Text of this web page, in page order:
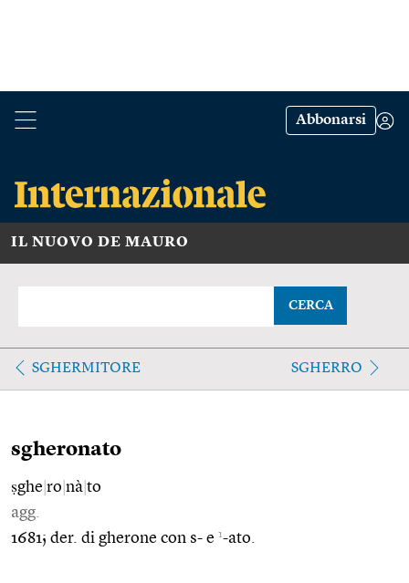
Abbonarsi
IL NUOVO DE MAURO
CERCA
SGHERMITORE SGHERRO
sgheronato
ṣghe ro nà to
agg.
1681; der. di gherone con s- e 1-ato.